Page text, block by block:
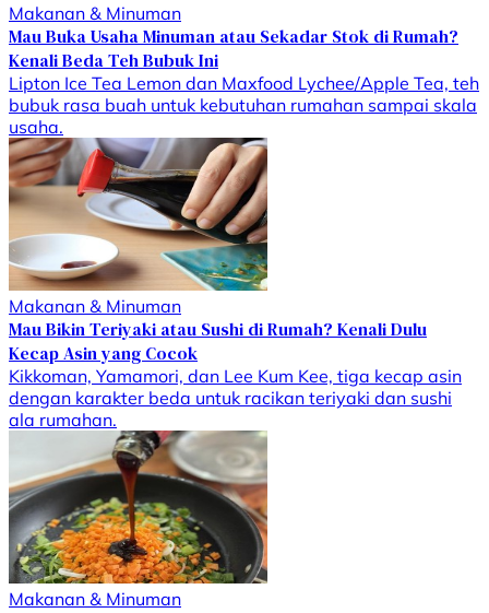
Makanan & Minuman
Mau Buka Usaha Minuman atau Sekadar Stok di Rumah?
Kenali Beda Teh Bubuk Ini
Lipton Ice Tea Lemon dan Maxfood Lychee/Apple Tea, teh
bubuk rasa buah untuk kebutuhan rumahan sampai skala
usaha.
Makanan & Minuman
Mau Bikin Teriyaki atau Sushi di Rumah? Kenali Dulu
Kecap Asin yang Cocok
Kikkoman, Yamamori, dan Lee Kum Kee, tiga kecap asin
dengan karakter beda untuk racikan teriyaki dan sushi
ala rumahan.
Makanan & Minuman